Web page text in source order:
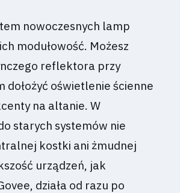
nowoczesnych lamp
modułowość. Możesz
reflektora przy
dołożyć oświetlenie ścienne
na altanie. W
starych systemów nie
kostki ani żmudnej
urządzeń, jak
działa od razu po